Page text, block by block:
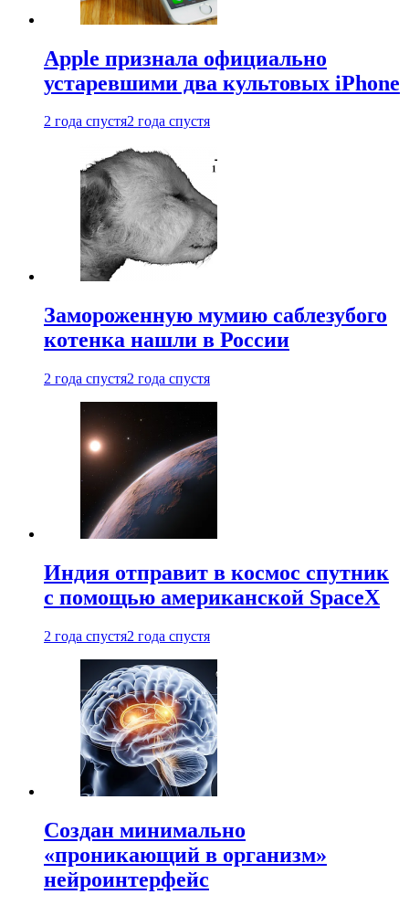
Apple признала официально
устаревшими два культовых iPhone
2 года спустя2 года спустя
Замороженную мумию саблезубого
котенка нашли в России
2 года спустя2 года спустя
Индия отправит в космос спутник
с помощью американской SpaceX
2 года спустя2 года спустя
Создан минимально
«проникающий в организм»
нейроинтерфейс